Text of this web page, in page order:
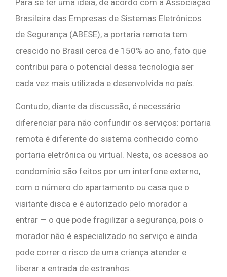
Brasileira das Empresas de Sistemas Eletrônicos
de Segurança (ABESE), a portaria remota tem
crescido no Brasil cerca de 150% ao ano, fato que
contribui para o potencial dessa tecnologia ser
cada vez mais utilizada e desenvolvida no país.
Contudo, diante da discussão, é necessário
diferenciar para não confundir os serviços: portaria
remota é diferente do sistema conhecido como
portaria eletrônica ou virtual. Nesta, os acessos ao
condomínio são feitos por um interfone externo,
com o número do apartamento ou casa que o
visitante disca e é autorizado pelo morador a
entrar — o que pode fragilizar a segurança, pois o
morador não é especializado no serviço e ainda
pode correr o risco de uma criança atender e
liberar a entrada de estranhos.